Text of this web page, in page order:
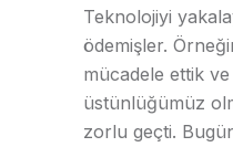
Teknolojiyi
ödemişler.
mücadele ettik
üstünlüğümüz
zorlu geçti.